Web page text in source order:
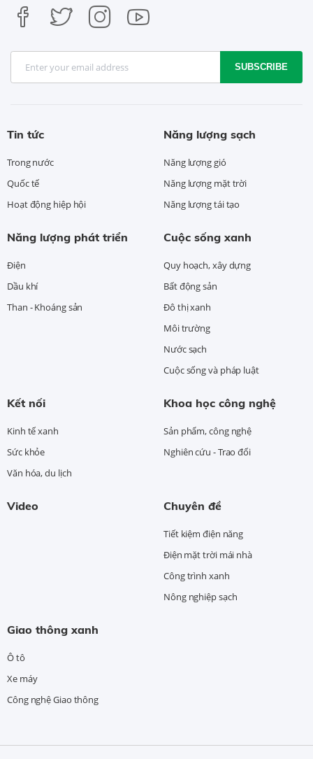
SUBSCRIBE
Tin tức
Trong nước
Quốc tế
Hoạt động hiệp hội
Năng lượng sạch
Năng lượng gió
Năng lượng mặt trời
Năng lượng tái tạo
Năng lượng phát triển
Điện
Dầu khí
Than - Khoáng sản
Cuộc sống xanh
Quy hoạch, xây dựng
Bất động sản
Đô thị xanh
Môi trường
Nước sạch
Cuộc sống và pháp luật
Kết nối
Kinh tế xanh
Sức khỏe
Văn hóa, du lịch
Khoa học công nghệ
Sản phẩm, công nghệ
Nghiên cứu - Trao đổi
Video Chuyên đề
Tiết kiệm điện năng
Điện mặt trời mái nhà
Công trình xanh
Nông nghiệp sạch
Giao thông xanh
Ô tô
Xe máy
Công nghệ Giao thông